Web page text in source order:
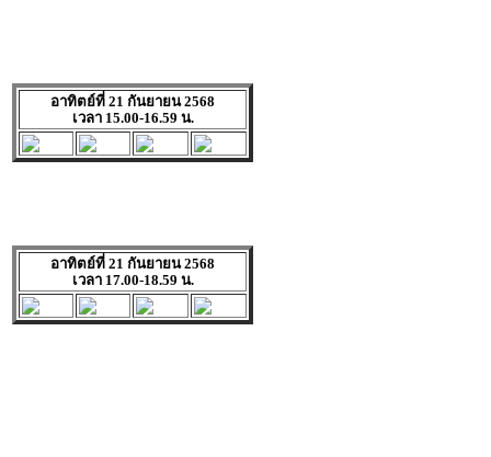
อาทิตย์ที่ 21 กันยายน 2568
เวลา 15.00-16.59 น.
อาทิตย์ที่ 21 กันยายน 2568
เวลา 17.00-18.59 น.